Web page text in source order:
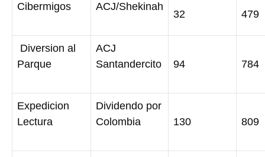
Cibermigos ACJ/Shekinah
32 479
Diversion al
Parque
ACJ
Santandercito
94 784
Expedicion
Lectura
Dividendo por
Colombia
130 809